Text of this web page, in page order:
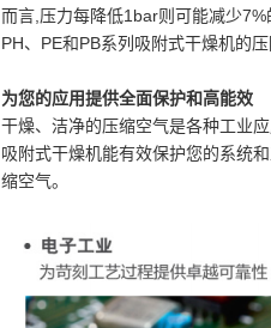
而言,压力每降低1bar则可能减少
PH、PE和PB系列吸附式干燥机的
为您的应用提供全面保护和高能效
干燥、洁净的压缩空气是各种工业
吸附式干燥机能有效保护您的系统
缩空气。